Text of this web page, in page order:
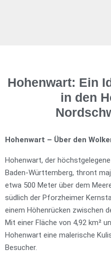
Hohenwart: Ein
in den
Hohenwart – Über den
Hohenwart, der
Baden-Württemberg, thront
etwa 500 Meter über dem
südlich der Pforzheimer
einem Höhenrücken zwischen
Mit einer Fläche von 4,92 km²
Hohenwart eine malerische
Besucher.